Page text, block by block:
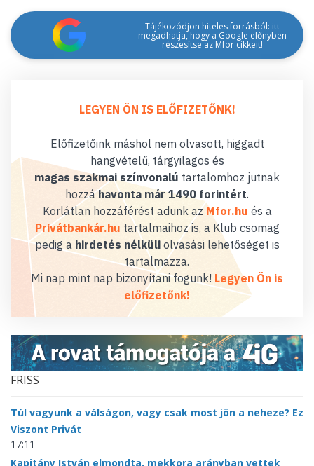
Tájékozódjon hiteles forrásból: itt
megadhatja, hogy a Google előnyben
részesítse az Mfor cikkeit!
LEGYEN ÖN IS ELŐFIZETŐNK!
Előfizetőink máshol nem olvasott, higgadt
hangvételű, tárgyilagos és
magas szakmai színvonalú tartalomhoz jutnak
hozzáhavonta már 1490 forintért.
Korlátlan hozzáférést adunk az Mfor.hu és a
Privátbankár.hu tartalmaihoz is, a Klub csomag
pedig a hirdetés nélküliolvasási lehetőséget is
tartalmazza.
Mi nap mint nap bizonyítani fogunk! Legyen Ön is
előfizetőnk!
FRISS
Túl vagyunk a válságon, vagy csak most jön a neheze? Ez
Viszont Privát
17:11
Kapitány István elmondta, mekkora arányban vettek